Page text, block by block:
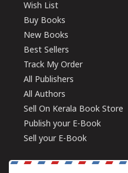
Wish List
Buy Books
New Books
Best Sellers
Track My Order
All Publishers
All Authors
Sell On Kerala Book Store
Publish your E-Book
Sell your E-Book